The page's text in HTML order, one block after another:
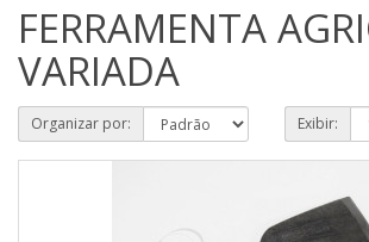
FERRAMENTA
VARIADA
Organizar por: Exibir: